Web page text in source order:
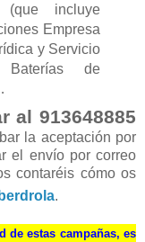
(que incluye
Empresa
y Servicio
Baterías de
al 913648885
la aceptación por
el envío por correo
contaréis cómo os
Iberdrola.
de estas campañas, es